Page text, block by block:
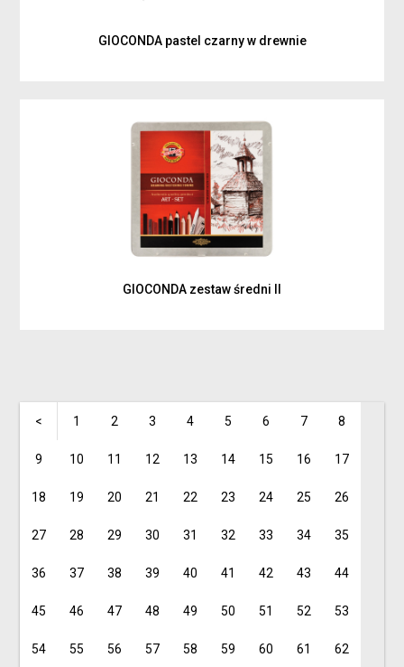
GIOCONDA pastel czarny w drewnie
GIOCONDA zestaw średni II
< 1 2 3 4 5 6 7 8
9 10 11 12 13 14 15 16 17
18 19 20 21 22 23 24 25 26
27 28 29 30 31 32 33 34 35
36 37 38 39 40 41 42 43 44
45 46 47 48 49 50 51 52 53
54 55 56 57 58 59 60 61 62